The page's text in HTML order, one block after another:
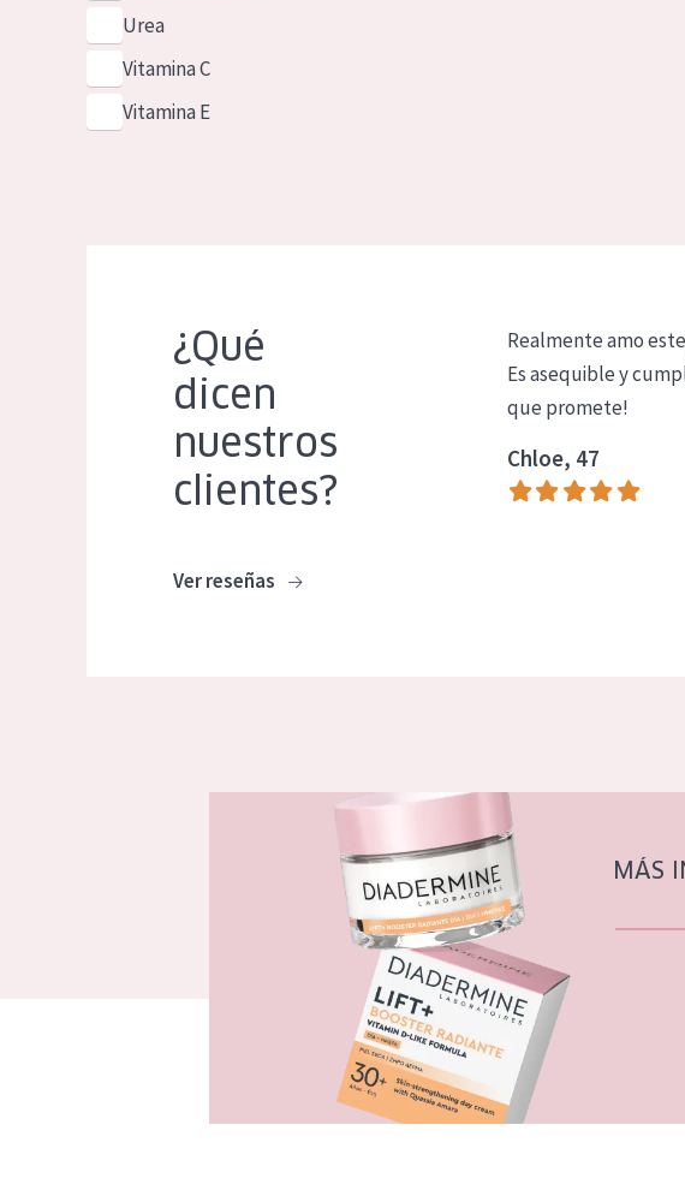
Urea
Vitamina C
Vitamina E
¿Qué
dicen
nuestros
clientes?
Ver reseñas
Realmente amo
Es asequible y
que promete!
Chloe, 47
MÁS